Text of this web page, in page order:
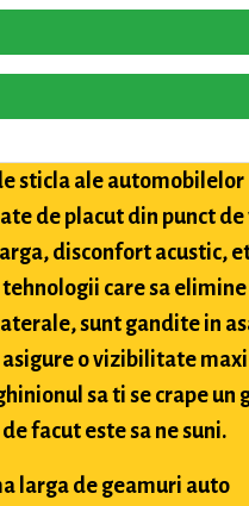
sticla ale automobilelor
de placut din punct
disconfort acustic,
care sa
sunt gandite in
asigure o vizibilitate
sa ti se crape
facut este sa ne suni.
larga de geamuri auto